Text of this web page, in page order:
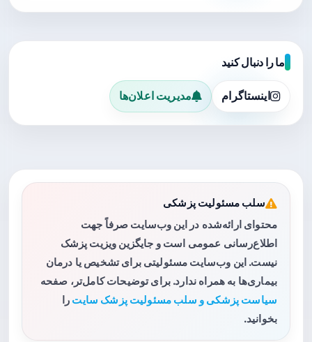
ما را دنبال کنید
اینستاگرام مدیریت اعلان‌ها
سلب مسئولیت پزشکی
محتوای ارائه‌شده در این وب‌سایت صرفاً جهت
اطلاع‌رسانی عمومی است و جایگزین ویزیت پزشک
نیست. این وب‌سایت مسئولیتی برای تشخیص یا درمان
بیماری‌ها به همراه ندارد. برای توضیحات کامل‌تر، صفحه
سیاست پزشکی و سلب مسئولیت پزشک سایت را
بخوانید.